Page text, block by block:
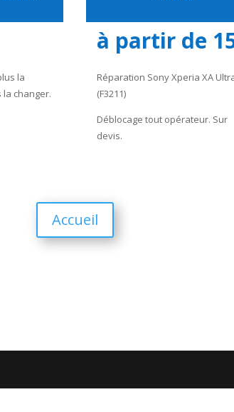
la
la changer.
à partir de
Réparation Sony Xperia XA
(F3211)
Déblocage tout opérateur. Sur
devis.
Accueil